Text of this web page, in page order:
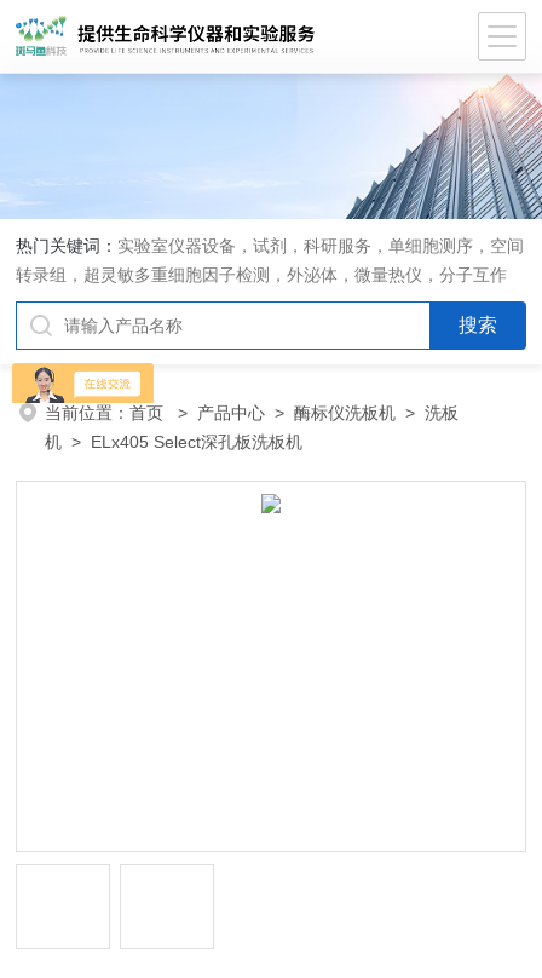
热门关键词： 实验室仪器设备，试剂，科研服务，单细胞测序，空间
转录组，超灵敏多重细胞因子检测，外泌体，微量热仪，分子互作
仪，活细胞成像
当前位置：首页 > 产品中心 >酶标仪洗板机 >洗板
机 > ELx405 Select深孔板洗板机